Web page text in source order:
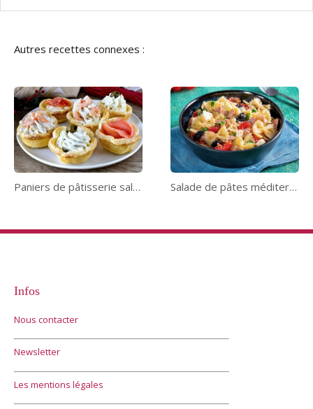
Autres recettes connexes :
Paniers de pâtisserie salés Salade de pâtes méditerranéenne
Infos
Nous contacter
Newsletter
Les mentions légales